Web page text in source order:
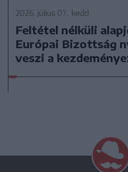
2026. július 07., kedd
Feltétel nélküli
Európai Bizottság
veszi a